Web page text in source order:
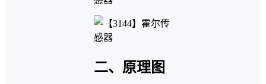
二、原理图